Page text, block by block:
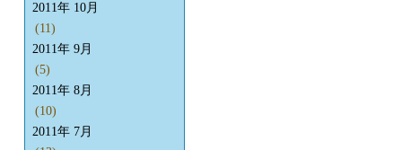
2011年 10月
(11)
2011年 9月
(5)
2011年 8月
(10)
2011年 7月